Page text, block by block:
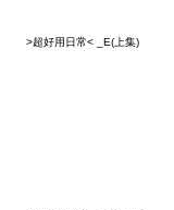
>超好用日常< _E(上集)